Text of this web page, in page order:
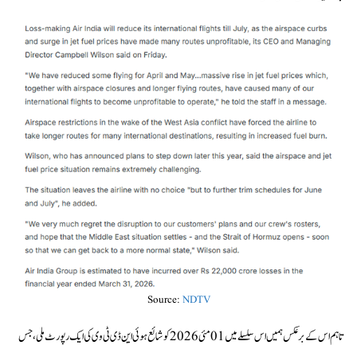
Source: NDTV
تاہم اس کے برعکس ہمیں اس سلسلے میں 01 مئی 2026 کو شائع ہوئی این ڈی ٹی وی کی ایک رپورٹ ملی، جس